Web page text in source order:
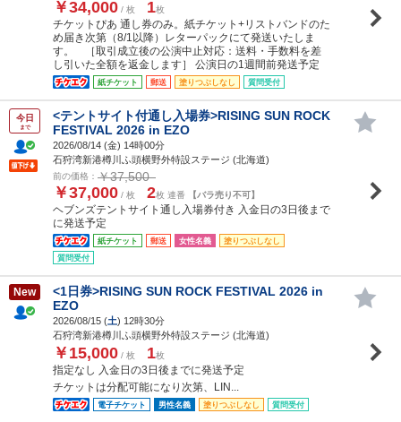
￥34,000 / 枚 1枚
チケットぴあ 通し券のみ。紙チケット+リストバンドのた
め届き次第（8/1以降）レターパックにて発送いたしま
す。 ［取引成立後の公演中止対応：送料・手数料を差
し引いた全額を返金します］ 公演日の1週間前発送予定
紙チケット 郵送 塗りつぶしなし 質問受付
今日
まで
<テントサイト付通し入場券>RISING SUN ROCK
FESTIVAL 2026 in EZO
2026/08/14 (金) 14時00分
石狩湾新港樽川ふ頭横野外特設ステージ (北海道)
前の価格： ￥37,500
￥37,000 / 枚 2枚 連番 【バラ売り不可】
ヘブンズテントサイト通し入場券付き 入金日の3日後まで
に発送予定
紙チケット 郵送 女性名義
塗りつぶしなし
質問受付
New
<1日券>RISING SUN ROCK FESTIVAL 2026 in
EZO
2026/08/15 (土) 12時30分
石狩湾新港樽川ふ頭横野外特設ステージ (北海道)
￥15,000 / 枚 1枚
指定なし 入金日の3日後までに発送予定
チケットは分配可能になり次第、LIN...
電子チケット 男性名義 塗りつぶしなし 質問受付